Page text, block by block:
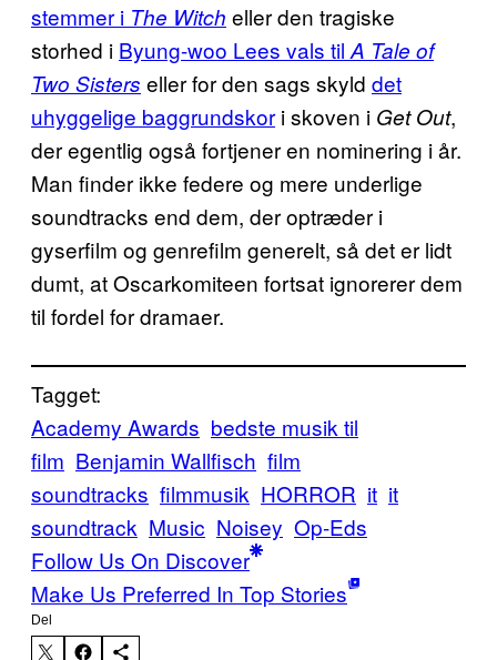
stemmer i The Witch eller den tragiske
storhed i Byung-woo Lees vals til A Tale of
Two Sisters eller for den sags skyld det
uhyggelige baggrundskor i skoven i Get Out,
der egentlig også fortjener en nominering i år.
Man finder ikke federe og mere underlige
soundtracks end dem, der optræder i
gyserfilm og genrefilm generelt, så det er lidt
dumt, at Oscarkomiteen fortsat ignorerer dem
til fordel for dramaer.
Tagget:
Academy Awards bedste musik til
film Benjamin Wallfisch film
soundtracks filmmusik HORROR it it
soundtrack Music Noisey Op-Eds
Follow Us On Discover
Make Us Preferred In Top Stories
Del